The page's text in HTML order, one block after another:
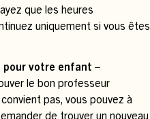
que les heures
uniquement si vous êtes
pour votre enfant –
le bon professeur
pas, vous pouvez à
de trouver un nouveau